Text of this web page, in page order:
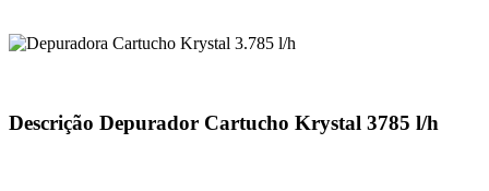
Descrição Depurador Cartucho Krystal 3785 l/h